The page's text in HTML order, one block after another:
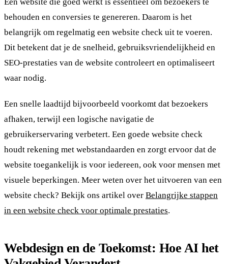
behouden en conversies te genereren. Daarom is het
belangrijk om regelmatig een website check uit te voeren.
Dit betekent dat je de snelheid, gebruiksvriendelijkheid en
SEO-prestaties van de website controleert en optimaliseert
waar nodig.
Een snelle laadtijd bijvoorbeeld voorkomt dat bezoekers
afhaken, terwijl een logische navigatie de
gebruikerservaring verbetert. Een goede website check
houdt rekening met webstandaarden en zorgt ervoor dat de
website toegankelijk is voor iedereen, ook voor mensen met
visuele beperkingen. Meer weten over het uitvoeren van een
website check? Bekijk ons artikel over Belangrijke stappen
in een website check voor optimale prestaties.
Webdesign en de Toekomst: Hoe AI het